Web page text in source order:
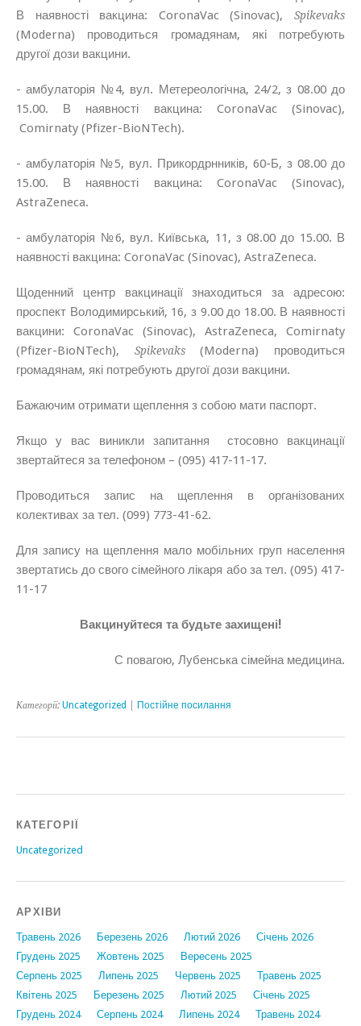
В наявності вакцина: CoronaVac (Sinovac), Spikevaks
(Moderna) проводиться громадянам, які потребують
другої дози вакцини.
- амбулаторія №4, вул. Метереологічна, 24/2, з 08.00 до
15.00. В наявності вакцина: CoronaVac (Sinovac),
Comirnaty (Pfizer-BioNTech).
- амбулаторія №5, вул. Прикордрнників, 60-Б, з 08.00 до
15.00. В наявності вакцина:
CoronaVac (Sinovac),
AstraZeneca.
- амбулаторія №6, вул. Київська, 11, з 08.00 до 15.00. В
наявності вакцина: CoronaVac (Sinovac), AstraZeneca.
Щоденний центр вакцинації знаходиться за адресою:
проспект Володимирський, 16, з 9.00 до 18.00. В наявності
вакцини: CoronaVac (Sinovac), AstraZeneca, Comirnaty
(Pfizer-BioNTech), Spikevaks(Moderna) проводиться
громадянам, які потребують другої дози вакцини.
Бажаючим отримати щеплення з собою мати паспорт.
Якщо у вас виникли запитання стосовно вакцинації
звертайтеся за телефоном – (095) 417-11-17.
Проводиться запис на щеплення в організованих
колективах за тел. (099) 773-41-62.
Для запису на щеплення мало мобільних груп населення
звертатись до свого сімейного лікаря або за тел. (095) 417-
11-17
Вакцинуйтеся та будьте захищені!
С повагою, Лубенська сімейна медицина.
Категорії: Uncategorized Постійне посилання
КАТЕГОРІЇ
Uncategorized
АРХІВИ
Травень 2026 Березень 2026 Лютий 2026
Січень 2026
Грудень 2025
Жовтень 2025
Вересень 2025
Серпень 2025
Липень 2025 Червень 2025
Травень 2025
Квітень 2025
Березень 2025 Лютий 2025
Січень 2025
Грудень 2024
Серпень 2024 Липень 2024
Травень 2024